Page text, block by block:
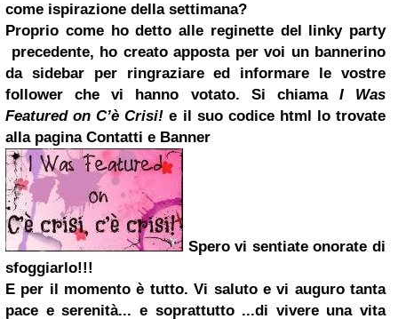
come ispirazione della settimana?
Proprio come ho detto alle reginette del linky party
precedente, ho creato apposta per voi un bannerino
da sidebar per ringraziare ed informare le vostre
follower che vi hanno votato. Si chiama I Was
Featured on C’è Crisi! e il suo codice html lo trovate
alla pagina Contatti e Banner
Spero vi sentiate onorate di
sfoggiarlo!!!
E per il momento è tutto. Vi saluto e vi auguro tanta
pace e serenità... e soprattutto ...di vivere una vita